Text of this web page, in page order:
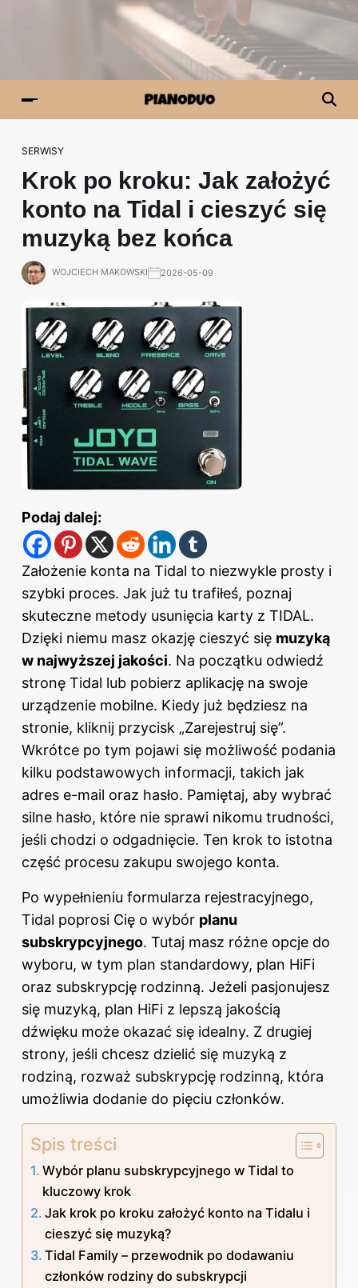
SERWISY
Krok po kroku: Jak założyć
konto na Tidal i cieszyć się
muzyką bez końca
WOJCIECH MAKOWSKI 2026-05-09
Podaj dalej:
Założenie konta na Tidal to niezwykle prosty i
szybki proces. Jak już tu trafiłeś, poznaj
skuteczne metody usunięcia karty z TIDAL.
Dzięki niemu masz okazję cieszyć się muzyką
w najwyższej jakości. Na początku odwiedź
stronę Tidal lub pobierz aplikację na swoje
urządzenie mobilne. Kiedy już będziesz na
stronie, kliknij przycisk „Zarejestruj się”.
Wkrótce po tym pojawi się możliwość podania
kilku podstawowych informacji, takich jak
adres e-mail oraz hasło. Pamiętaj, aby wybrać
silne hasło, które nie sprawi nikomu trudności,
jeśli chodzi o odgadnięcie. Ten krok to istotna
część procesu zakupu swojego konta.
Po wypełnieniu formularza rejestracyjnego,
Tidal poprosi Cię o wybór planu
subskrypcyjnego. Tutaj masz różne opcje do
wyboru, w tym plan standardowy, plan HiFi
oraz subskrypcję rodzinną. Jeżeli pasjonujesz
się muzyką, plan HiFi z lepszą jakością
dźwięku może okazać się idealny. Z drugiej
strony, jeśli chcesz dzielić się muzyką z
rodziną, rozważ subskrypcję rodzinną, która
umożliwia dodanie do pięciu członków.
Spis treści
Wybór planu subskrypcyjnego w Tidal to
kluczowy krok
Jak krok po kroku założyć konto na Tidalu i
cieszyć się muzyką?
Tidal Family – przewodnik po dodawaniu
członków rodziny do subskrypcji